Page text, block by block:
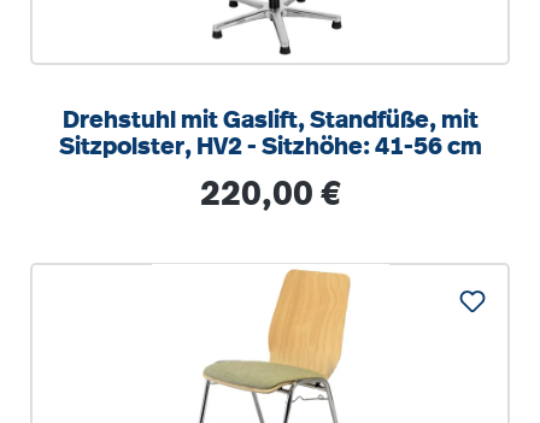
Drehstuhl mit Gaslift, Standfüße, mit
Sitzpolster, HV2 - Sitzhöhe: 41-56 cm
Regulärer Preis:
220,00 €